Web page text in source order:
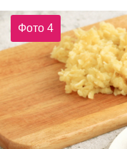
Фото 4